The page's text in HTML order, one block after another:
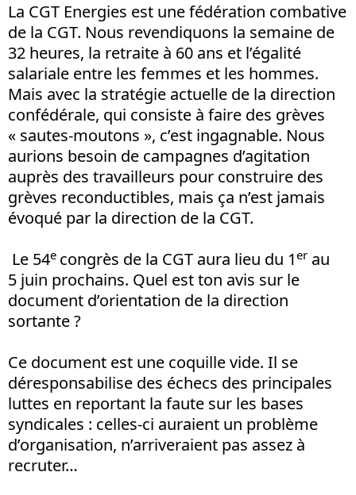
La CGT Energies est une fédération combative
de la CGT. Nous revendiquons la semaine de
32 heures, la retraite à 60 ans et l’égalité
salariale entre les femmes et les hommes.
Mais avec la stratégie actuelle de la direction
confédérale, qui consiste à faire des grèves
« sautes-moutons », c’est ingagnable. Nous
aurions besoin de campagnes d’agitation
auprès des travailleurs pour construire des
grèves reconductibles, mais ça n’est jamais
évoqué par la direction de la CGT.
Le 54e congrès de la CGT aura lieu du 1er au
5 juin prochains. Quel est ton avis sur le
document d’orientation de la direction
sortante ?
Ce document est une coquille vide. Il se
déresponsabilise des échecs des principales
luttes en reportant la faute sur les bases
syndicales : celles-ci auraient un problème
d’organisation, n’arriveraient pas assez à
recruter…